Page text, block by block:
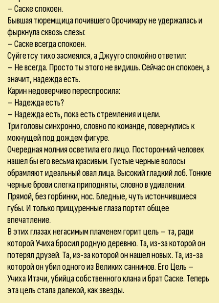
– Саске спокоен.
Бывшая тюремщица почившего Орочимару не удержалась и
фыркнула сквозь слезы:
– Саске всегда спокоен.
Суйгетсу тихо засмеялся, а Джууго спокойно ответил:
– Не всегда. Просто ты этого не видишь. Сейчас он спокоен, а
значит, надежда есть.
Карин недоверчиво переспросила:
– Надежда есть?
– Надежда есть, пока есть стремления и цели.
Три головы синхронно, словно по команде, повернулись к
мокнущей под дождем фигуре.
Очередная молния осветила его лицо. Посторонний человек
нашел бы его весьма красивым. Густые черные волосы
обрамляют идеальный овал лица. Высокий гладкий лоб. Тонкие
черные брови слегка приподняты, словно в удивлении.
Прямой, без горбинки, нос. Бледные, чуть истончившиеся
губы. И только прищуренные глаза портят общее
впечатление.
В этих глазах негасимым пламенем горит цель – та, ради
которой Учиха бросил родную деревню. Та, из-за которой он
потерял друзей. Та, из-за которой он нашел новых. Та, из-за
которой он убил одного из Великих саннинов. Его Цель –
Учиха Итачи, убийца собственного клана и брат Саске. Теперь
эта цель стала далекой, как звезды.